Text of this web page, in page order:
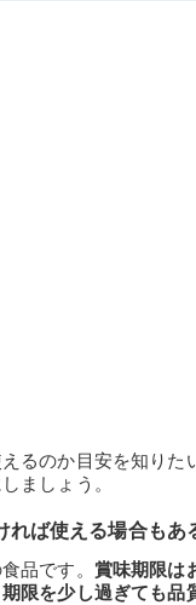
るのか目安を知りた
ましょう。
れば使える場合もあ
品です。 賞味期限は
限を少し過ぎても品